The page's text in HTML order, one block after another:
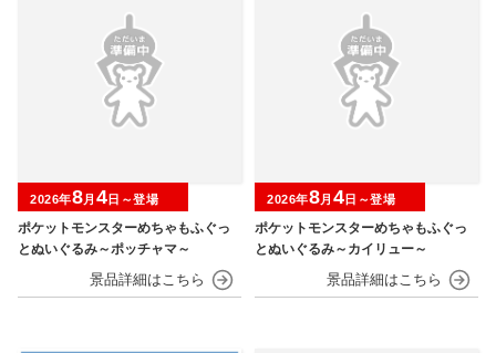
ポケットモンスターめちゃもふぐっ
とぬいぐるみ～ポッチャマ～
2026年8月 4日～登場
ポケットモンスターめちゃもふぐっ
とぬいぐるみ～カイリュー～
2026年8月 4日～登場